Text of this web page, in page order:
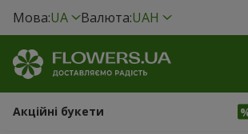
Мова:UA Валюта:UAH
Акційні букети